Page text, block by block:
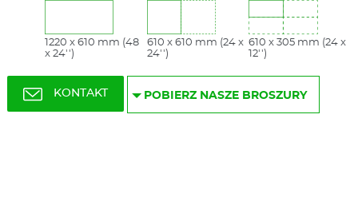
1220 x 610 mm (48
x 24'')
610 x 610 mm (24 x
24'')
610 x 305 mm (24 x
12'')
KONTAKT POBIERZ NASZE BROSZURY